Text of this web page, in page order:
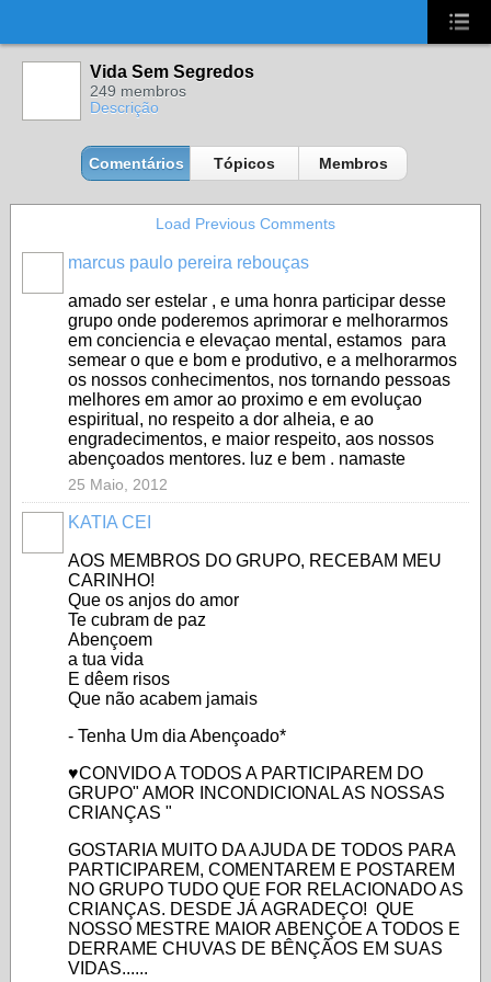
Vida Sem Segredos
249 membros
Descrição
Comentários Tópicos Membros
Load Previous Comments
marcus paulo pereira rebouças
amado ser estelar , e uma honra participar desse
grupo onde poderemos aprimorar e melhorarmos
em conciencia e elevaçao mental, estamos para
semear o que e bom e produtivo, e a melhorarmos
os nossos conhecimentos, nos tornando pessoas
melhores em amor ao proximo e em evoluçao
espiritual, no respeito a dor alheia, e ao
engradecimentos, e maior respeito, aos nossos
abençoados mentores. luz e bem . namaste
25 Maio, 2012
KATIA CEI
AOS MEMBROS DO GRUPO, RECEBAM MEU
CARINHO!
Que os anjos do amor
Te cubram de paz
Abençoem
a tua vida
E dêem risos
Que não acabem jamais
- Tenha Um dia Abençoado*
♥CONVIDO A TODOS A PARTICIPAREM DO
GRUPO" AMOR INCONDICIONAL AS NOSSAS
CRIANÇAS "
GOSTARIA MUITO DA AJUDA DE TODOS PARA
PARTICIPAREM, COMENTAREM E POSTAREM
NO GRUPO TUDO QUE FOR RELACIONADO AS
CRIANÇAS. DESDE JÁ AGRADEÇO! QUE
NOSSO MESTRE MAIOR ABENÇOE A TODOS E
DERRAME CHUVAS DE BÊNÇÃOS EM SUAS
VIDAS......